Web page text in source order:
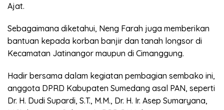
Ajat.
Sebagaimana diketahui, Neng Farah juga memberikan
bantuan kepada korban banjir dan tanah longsor di
Kecamatan Jatinangor maupun di Cimanggung.
Hadir bersama dalam kegiatan pembagian sembako ini,
anggota DPRD Kabupaten Sumedang asal PAN, seperti
Dr. H. Dudi Supardi, S.T., M.M., Dr. H. Ir. Asep Sumaryana,